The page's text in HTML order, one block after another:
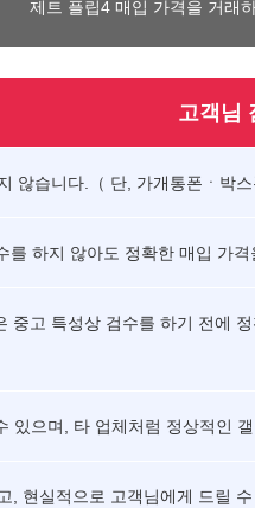
제트 플립4 매입 가격을 거래
고객님
않습니다.（ 단, 가개통폰ㆍ박스
하지 않아도 정확한 매입 가격
고 특성상 검수를 하기 전에
으며, 타 업체처럼 정상적인
현실적으로 고객님에게 드릴